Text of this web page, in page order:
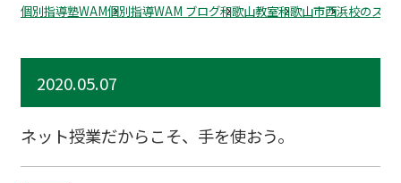
個別指導塾WAM個別指導WAM ブログ和歌山教室和歌山市西浜校のスタ
2020.05.07
ネット授業だからこそ、手を使おう。